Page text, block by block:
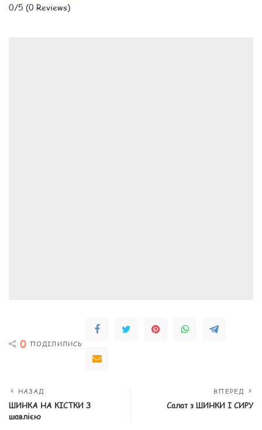
0/5 (0 Reviews)
0 ПОДІЛИЛИСЬ
НАЗАД
ШИНКА НА КІСТКИ З
шавлією
ВПЕРЕД
Салат з ШИНКИ І СИРУ